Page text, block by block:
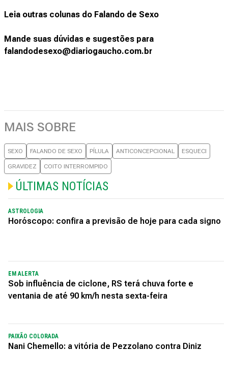
Leia outras colunas do Falando de Sexo
Mande suas dúvidas e sugestões para
falandodesexo@diariogaucho.com.br
MAIS SOBRE
SEXO FALANDO DE SEXO PÍLULA ANTICONCEPCIONAL ESQUECI
GRAVIDEZ COITO INTERROMPIDO
ÚLTIMAS NOTÍCIAS
ASTROLOGIA
Horóscopo: confira a previsão de hoje para cada signo
EM ALERTA
Sob influência de ciclone, RS terá chuva forte e
ventania de até 90 km/h nesta sexta-feira
PAIXÃO COLORADA
Nani Chemello: a vitória de Pezzolano contra Diniz